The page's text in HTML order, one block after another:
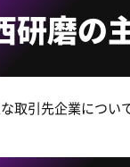
研磨の
取引先企業につい